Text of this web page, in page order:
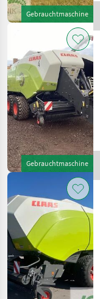
Gebrauchtmaschine
Gebrauchtmaschine